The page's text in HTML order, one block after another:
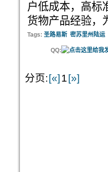
户低成本，高标
货物产品经验，
Tags: 圣路易斯 密苏里州陆运
QQ:
分页:[«]1[»]